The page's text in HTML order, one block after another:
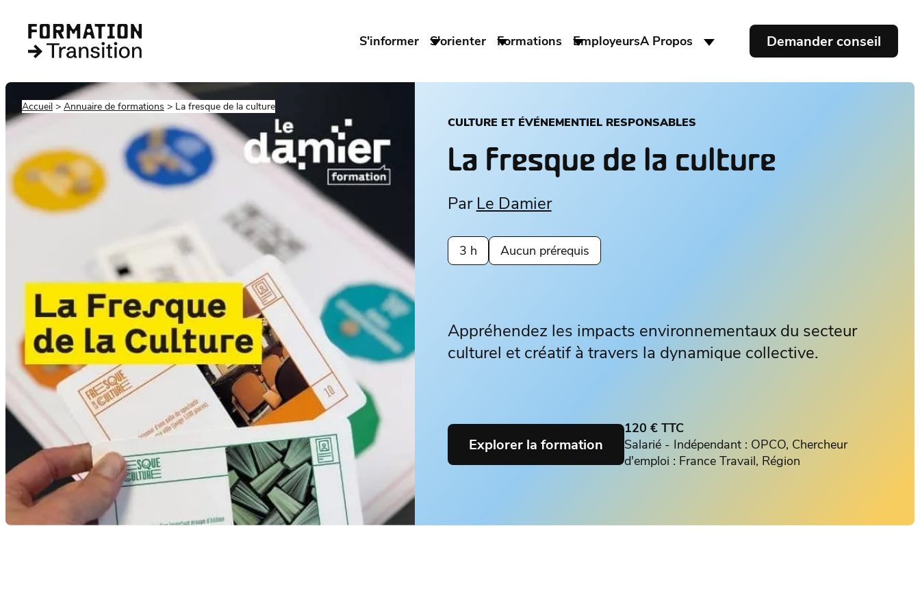
S'informer S'orienter Formations EmployeursA Propos Demander conseil
Accueil Annuaire de formations La fresque de la culture
CULTURE ET ÉVÉNEMENTIEL RESPONSABLES
La fresque de la culture
Par Le Damier
3 h Aucun prérequis
Appréhendez les impacts environnementaux du secteur
culturel et créatif à travers la dynamique collective.
120 € TTC
Salarié - Indépendant : OPCO, Chercheur
d'emploi : France Travail, Région
Explorer la formation